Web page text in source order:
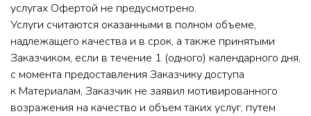
услугах Офертой не предусмотрено.
Услуги считаются оказанными в полном объеме,
надлежащего качества и в срок, а также принятыми
Заказчиком, если в течение 1 (одного) календарного дня,
с момента предоставления Заказчику доступа
к Материалам, Заказчик не заявил мотивированного
возражения на качество и объем таких услуг, путем